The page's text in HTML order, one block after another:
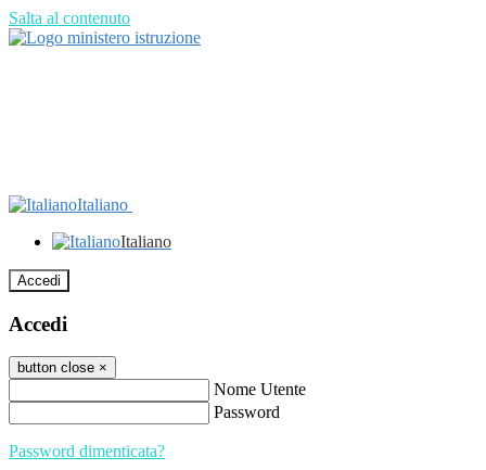
Salta al contenuto
Italiano
Italiano
Accedi
Accedi
button close ×
Nome Utente
Password
Password dimenticata?